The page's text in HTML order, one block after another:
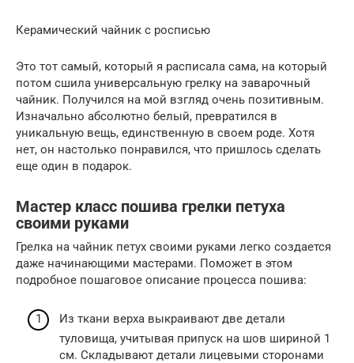
Керамический чайник с росписью
Это тот самый, который я расписала сама, на который
потом сшила универсальную грелку на заварочный
чайник. Получился на мой взгляд очень позитивным.
Изначально абсолютно белый, превратился в
уникальную вещь, единственную в своем роде. Хотя
нет, он настолько понравился, что пришлось сделать
еще один в подарок.
Мастер класс пошива грелки петуха
своими руками
Грелка на чайник петух своими руками легко создается
даже начинающими мастерами. Поможет в этом
подробное пошаговое описание процесса пошива:
Из ткани верха выкраивают две детали
туловища, учитывая припуск на шов шириной 1
см. Складывают детали лицевыми сторонами